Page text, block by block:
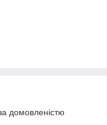
домовленістю